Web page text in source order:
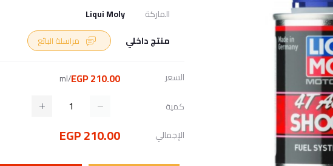
الماركة
Liqui Moly
منتج داخلي
السعر 210.00 EGP
/ml
كمية
الإجمالي
210.00 EGP